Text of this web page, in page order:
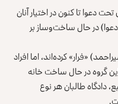
دعوا تا کنون در اختیار آنان
در حال ساخت‌وساز بر
«فرار» کرده‌اند، اما افراد
گروه در حال ساخت خانه
طالبان هر نوع